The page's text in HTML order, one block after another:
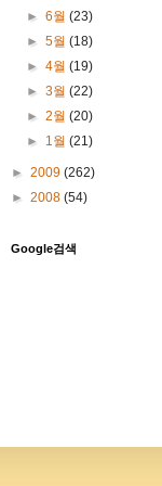
►6월(23)
►5월(18)
►4월(19)
►3월(22)
►2월(20)
► 1월(21)
► 2009 (262)
► 2008 (54)
Google검색